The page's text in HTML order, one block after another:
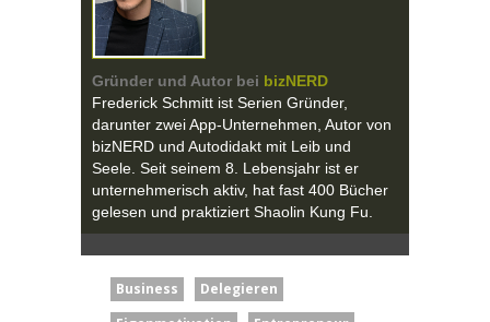
Gründer und Autor bei bizNERD
Frederick Schmitt ist Serien Gründer,
darunter zwei App-Unternehmen, Autor von
bizNERD und Autodidakt mit Leib und
Seele. Seit seinem 8. Lebensjahr ist er
unternehmerisch aktiv, hat fast 400 Bücher
gelesen und praktiziert Shaolin Kung Fu.
Business
Delegieren